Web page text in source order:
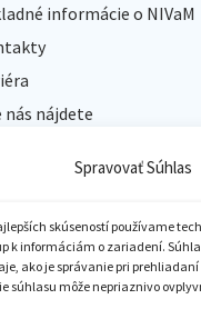
Spravovať Súhlas
skúseností používame
k informáciám o zariadení.
ako je správanie pri
súhlasu môže nepriaznivo
informácie o NIVaM
nás nájdete
inštitúcie